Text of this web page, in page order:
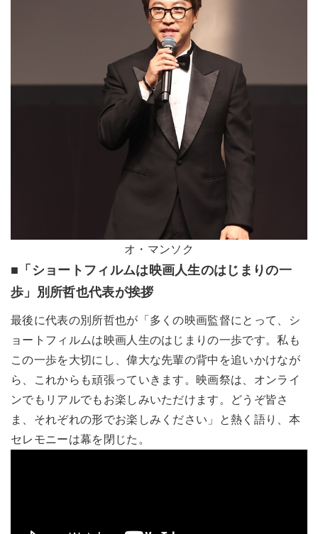
オ・マンソク
■「ショートフィルムは映画人生のはじまりの一
歩」別所哲也代表が挨拶
最後に代表の別所哲也が「多くの映画監督にとって、シ
ョートフィルムは映画人生のはじまりの一歩です。私も
この一歩を大切にし、偉大な先輩の背中を追いかけなが
ら、これからも頑張っていきます。映画祭は、オンライ
ンでもリアルでもお楽しみいただけます。どうぞ皆さ
ま、それぞれの形でお楽しみください」と熱く語り、本
セレモニーは幕を閉じた。